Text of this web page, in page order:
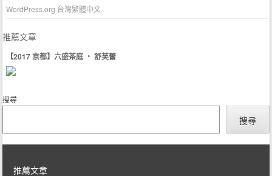
WordPress.org 台灣繁體中文
推薦文章
【2017 京都】六盛茶庭 ‧ 舒芙蕾
搜尋
搜尋
推薦文章